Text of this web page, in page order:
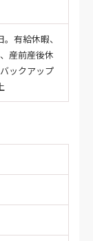
有給休暇、
産前産後休
ックアップ